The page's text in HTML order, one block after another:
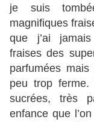
je suis
magnifiques
que j’ai jamais
fraises des
parfumées
peu trop
sucrées, très
enfance que